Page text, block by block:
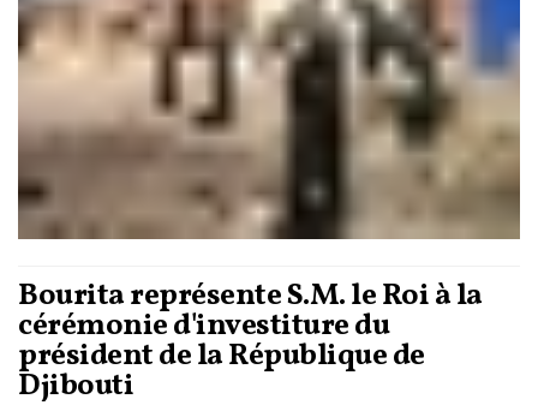
Bourita représente S.M. le Roi à la
cérémonie d'investiture du
président de la République de
Djibouti